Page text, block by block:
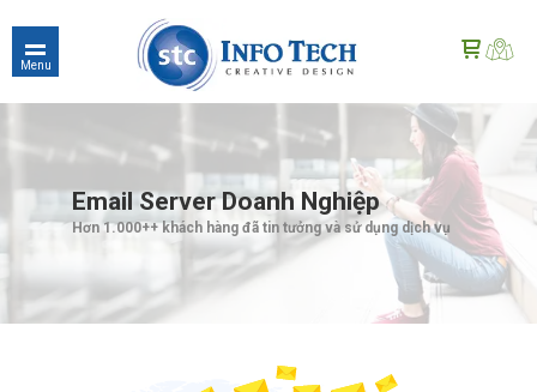
Menu
Email Server Doanh Nghiệp
Hơn 1.000++ khách hàng đã tin tưởng và sử dụng dịch vụ